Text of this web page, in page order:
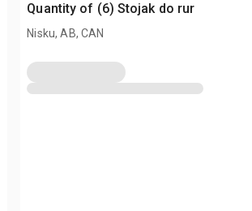
Quantity of (6) Stojak do rur
Nisku, AB, CAN